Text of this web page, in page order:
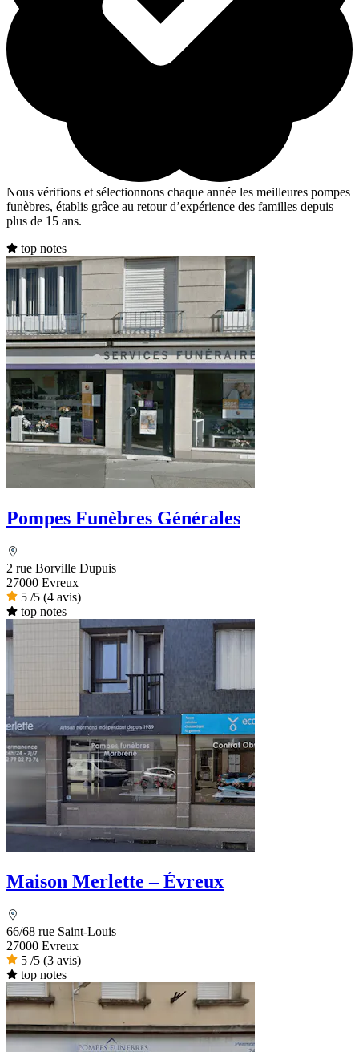
Nous vérifions et sélectionnons chaque année les meilleures pompes
funèbres, établis grâce au retour d’expérience des familles depuis
plus de 15 ans.
top notes
Pompes Funèbres Générales
2 rue Borville Dupuis
27000 Evreux
5 /5 (4 avis)
top notes
Maison Merlette – Évreux
66/68 rue Saint-Louis
27000 Evreux
5 /5 (3 avis)
top notes